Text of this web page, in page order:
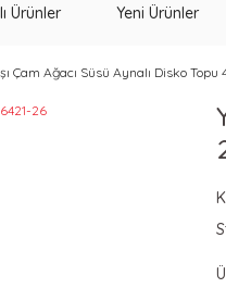
Ürünler Yeni Ürünler
Çam Ağacı Süsü Aynalı Disko Topu